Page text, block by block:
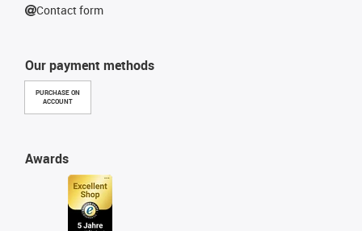
Our payment methods
PURCHASE ON
ACCOUNT
Awards
Contact form